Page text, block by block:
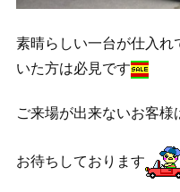
素晴らしい一台が仕入れ
いた方は必見です
ご来場が出来ないお客
お待ちしております